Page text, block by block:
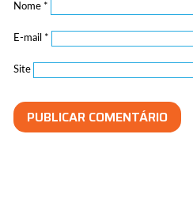
Nome *
E-mail *
Site